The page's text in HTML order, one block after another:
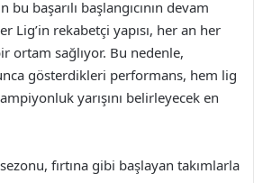
bu başarılı başlangıcının devam
Lig’in rekabetçi yapısı, her an her
ortam sağlıyor. Bu nedenle,
gösterdikleri performans, hem lig
yarışını belirleyecek en
fırtına gibi başlayan takımlarla